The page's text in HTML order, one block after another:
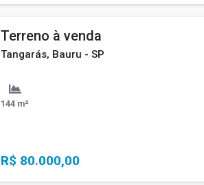
Terreno à venda
Tangarás, Bauru - SP
144 m²
R$ 80.000,00